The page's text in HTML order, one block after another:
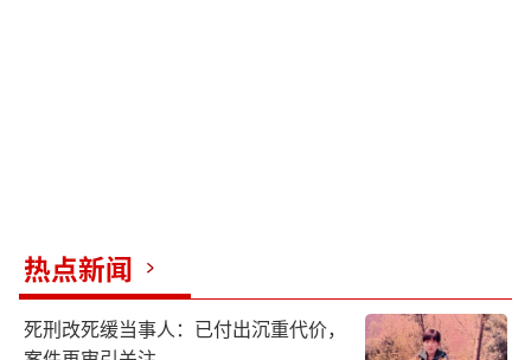
热点新闻
死刑改死缓当事人：已付出沉重代价，